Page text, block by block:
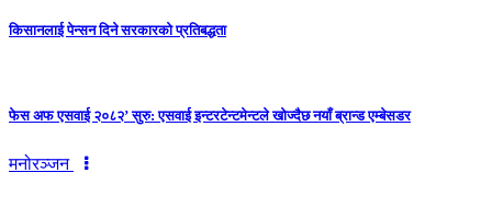
किसानलाई पेन्सन दिने सरकारको प्रतिबद्धता
फेस अफ एसवाई २०८२’ सुरु: एसवाई इन्टरटेन्टमेन्टले खोज्दैछ नयाँ ब्रान्ड एम्बेसडर
मनोरञ्जन